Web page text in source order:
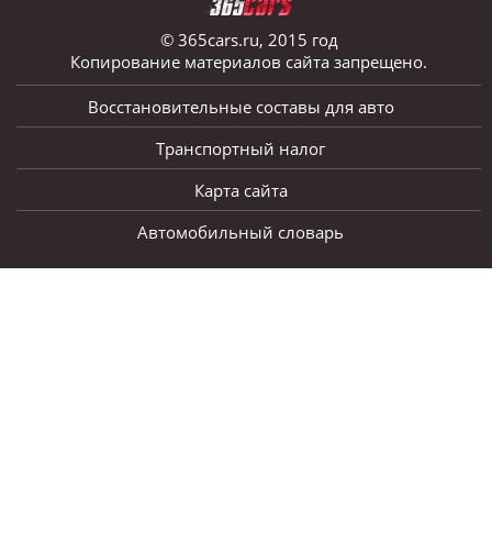
© 365cars.ru, 2015 год
Копирование материалов сайта запрещено.
Восстановительные составы для авто
Транспортный налог
Карта сайта
Автомобильный словарь